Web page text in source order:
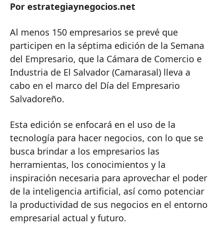
Por estrategiaynegocios.net
Al menos 150 empresarios se prevé que
participen en la séptima edición de la Semana
del Empresario, que la Cámara de Comercio e
Industria de El Salvador (Camarasal) lleva a
cabo en el marco del Día del Empresario
Salvadoreño.
Esta edición se enfocará en el uso de la
tecnología para hacer negocios, con lo que se
busca brindar a los empresarios las
herramientas, los conocimientos y la
inspiración necesaria para aprovechar el poder
de la inteligencia artificial, así como potenciar
la productividad de sus negocios en el entorno
empresarial actual y futuro.